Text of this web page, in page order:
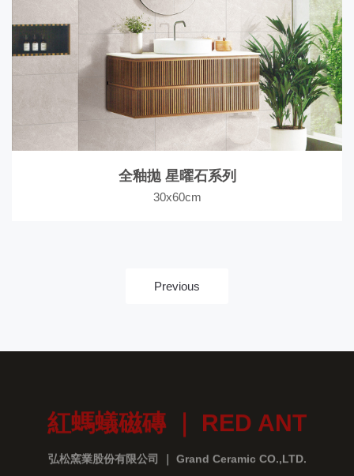
全釉拋 星曜石系列
30x60cm
Previous
紅螞蟻磁磚 ｜ RED ANT
弘松窯業股份有限公司 ｜ Grand Ceramic CO.,LTD.